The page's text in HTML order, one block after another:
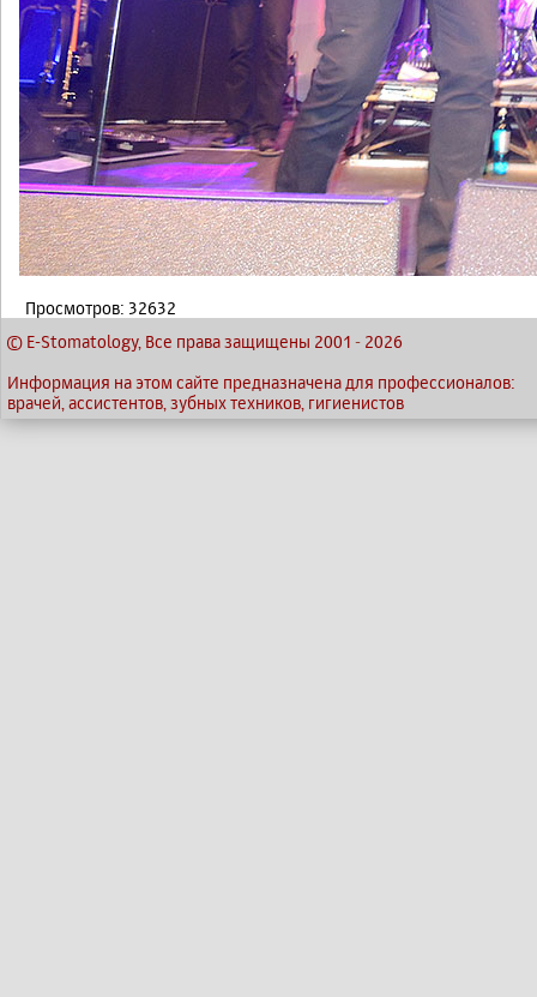
Просмотров: 32632
© E-Stomatology, Все права защищены 2001 - 2026
Информация на этом сайте предназначена для профессионалов:
врачей, ассистентов, зубных техников, гигиенистов